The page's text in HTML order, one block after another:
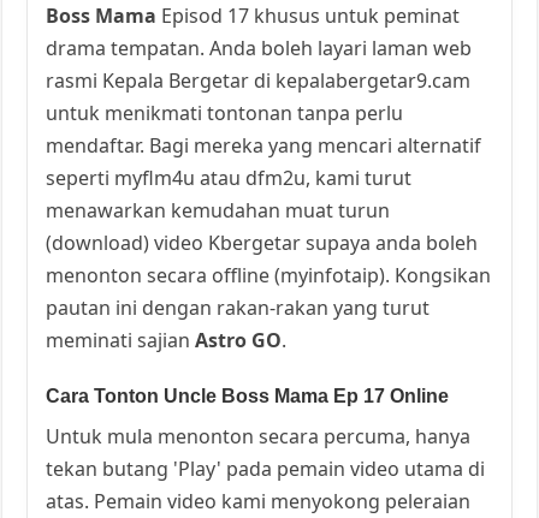
Boss Mama Episod 17 khusus untuk peminat
drama tempatan. Anda boleh layari laman web
rasmi Kepala Bergetar di kepalabergetar9.cam
untuk menikmati tontonan tanpa perlu
mendaftar. Bagi mereka yang mencari alternatif
seperti myflm4u atau dfm2u, kami turut
menawarkan kemudahan muat turun
(download) video Kbergetar supaya anda boleh
menonton secara offline (myinfotaip). Kongsikan
pautan ini dengan rakan-rakan yang turut
meminati sajianAstro GO.
Cara Tonton Uncle Boss Mama Ep 17 Online
Untuk mula menonton secara percuma, hanya
tekan butang 'Play' pada pemain video utama di
atas. Pemain video kami menyokong peleraian